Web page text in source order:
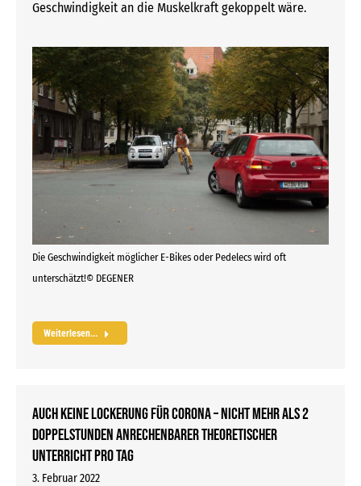
Geschwindigkeit an die Muskelkraft gekoppelt wäre.
Die Geschwindigkeit möglicher E-Bikes oder Pedelecs wird oft
unterschätzt!© DEGENER
Weiterlesen...
Auch keine Lockerung für Corona – nicht mehr als 2
Doppelstunden anrechenbarer theoretischer
Unterricht pro Tag
3. Februar 2022